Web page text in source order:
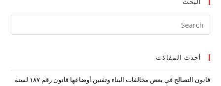
أحدث المقالات
قانون التصالح في بعض مخالفات البناء وتقنين أوضاعها قانون رقم ۱۸۷ لسنة